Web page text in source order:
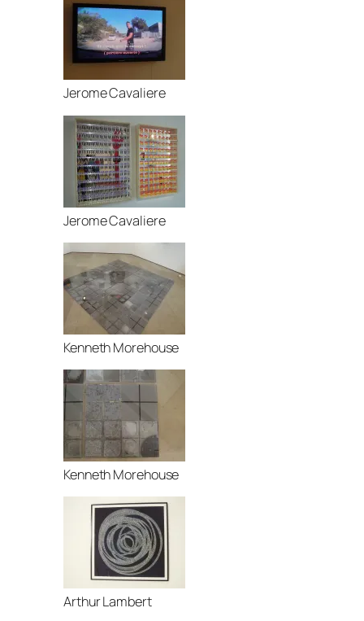
Jerome Cavaliere
Jerome Cavaliere
Kenneth Morehouse
Kenneth Morehouse
Arthur Lambert